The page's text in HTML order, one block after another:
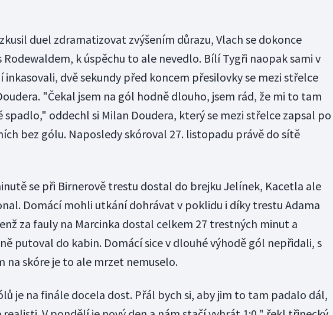
duel zdramatizovat zvýšením důrazu, Vlach se dokonce
Rodewaldem, k úspěchu to ale nevedlo. Bílí Tygři naopak sami v
inkasovali, dvě sekundy před koncem přesilovky se mezi střelce
"Čekal jsem na gól hodně dlouho, jsem rád, že mi to tam
spadlo," oddechl si Milan Doudera, který se mezi střelce zapsal po
bez gólu. Naposledy skóroval 27. listopadu právě do sítě
se při Birnerově trestu dostal do brejku Jelínek, Kacetla ale
Domácí mohli utkání dohrávat v poklidu i díky trestu Adama
za fauly na Marcinka dostal celkem 27 trestných minut a
putoval do kabin. Domácí sice v dlouhé výhodě gól nepřidali, s
na skóre je to ale mrzet nemuselo.
je na finále docela dost. Přál bych si, aby jim to tam padalo dál,